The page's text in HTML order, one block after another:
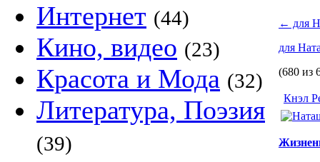
Интернет (44)
Кино, видео (23)
Красота и Мода (32)
Литература, Поэзия
(39)
← для
для
(680 из
Кнэл